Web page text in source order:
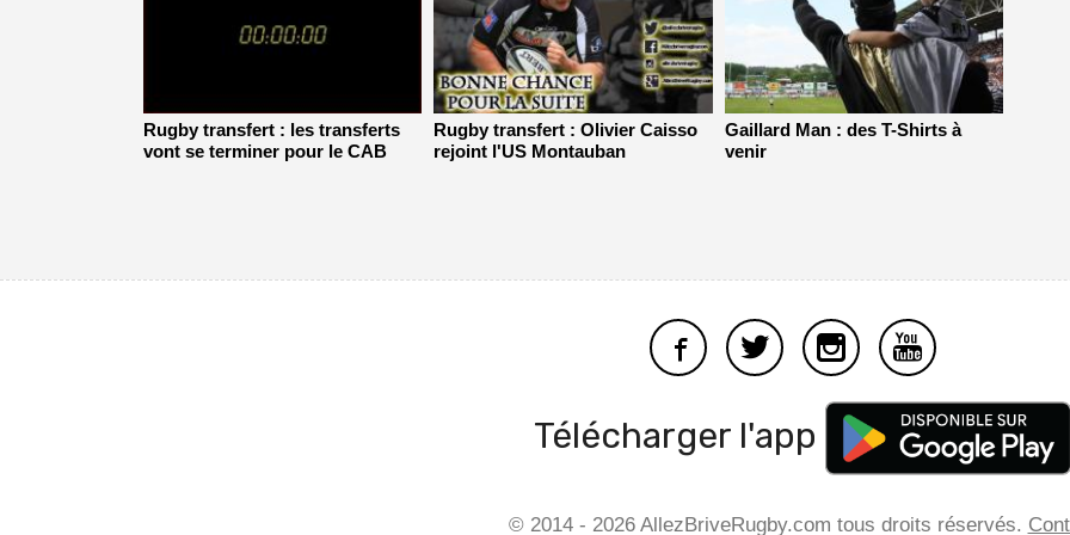
Rugby transfert : les transferts
vont se terminer pour le CAB
Rugby transfert : Olivier Caisso
rejoint l'US Montauban
Gaillard Man : des T-Shirts à
venir
Télécharger l'app
© 2014 - 2026 AllezBriveRugby.com tous droits réservés.